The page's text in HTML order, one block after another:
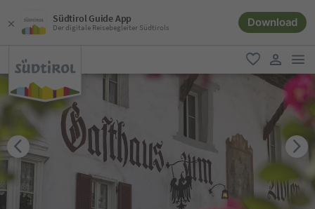
Südtirol Guide App
Der digitale Reisebegleiter Südtirols Download
favorit
user link